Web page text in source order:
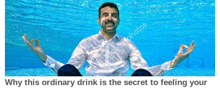
Why this ordinary drink is the secret to feeling your